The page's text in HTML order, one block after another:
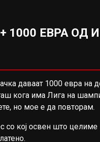
1000 ЕВРА ОД
даваат 1000 евра на
кога има Лига на
но мое е да повторам.
со кој освен што
ФУДБАЛ
ЧАЛХАНОГЛУ